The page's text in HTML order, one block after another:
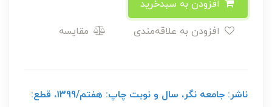
مقایسه
ناشر: جامعه نگر، سال و نوبت چاپ: هفتم/1399، قطع: